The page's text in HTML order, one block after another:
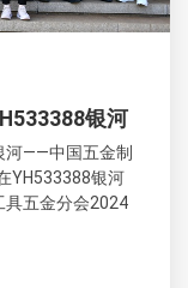
银河
河——中国五金制
YH533388银河
具五金分会2024